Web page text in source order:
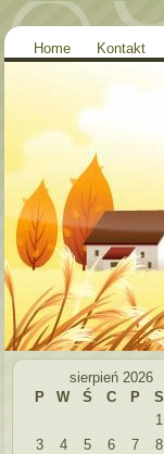
Home Kontakt
sierpień 2026
P
W Ś C P S
1
3
4 5 6 7 8